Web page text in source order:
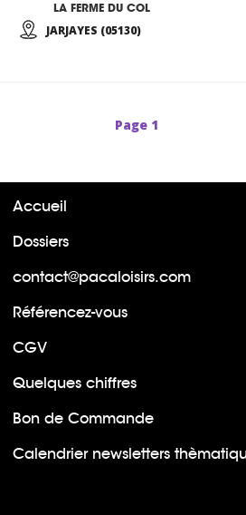
LA FERME DU COL
JARJAYES (05130)
Page 1
Accueil
Dossiers
contact@pacaloisirs.com
Référencez-vous
CGV
Quelques chiffres
Bon de Commande
Calendrier newsletters